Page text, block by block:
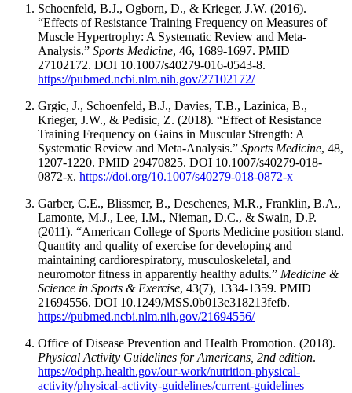
Schoenfeld, B.J., Ogborn, D., & Krieger, J.W. (2016).
“Effects of Resistance Training Frequency on Measures of
Muscle Hypertrophy: A Systematic Review and Meta-
Analysis.” Sports Medicine, 46, 1689-1697. PMID
27102172. DOI 10.1007/s40279-016-0543-8.
https://pubmed.ncbi.nlm.nih.gov/27102172/
Grgic, J., Schoenfeld, B.J., Davies, T.B., Lazinica, B.,
Krieger, J.W., & Pedisic, Z. (2018). “Effect of Resistance
Training Frequency on Gains in Muscular Strength: A
Systematic Review and Meta-Analysis.” Sports Medicine, 48,
1207-1220. PMID 29470825. DOI 10.1007/s40279-018-
0872-x. https://doi.org/10.1007/s40279-018-0872-x
Garber, C.E., Blissmer, B., Deschenes, M.R., Franklin, B.A.,
Lamonte, M.J., Lee, I.M., Nieman, D.C., & Swain, D.P.
(2011). “American College of Sports Medicine position stand.
Quantity and quality of exercise for developing and
maintaining cardiorespiratory, musculoskeletal, and
neuromotor fitness in apparently healthy adults.” Medicine &
Science in Sports & Exercise, 43(7), 1334-1359. PMID
21694556. DOI 10.1249/MSS.0b013e318213fefb.
https://pubmed.ncbi.nlm.nih.gov/21694556/
Office of Disease Prevention and Health Promotion. (2018).
Physical Activity Guidelines for Americans, 2nd edition.
https://odphp.health.gov/our-work/nutrition-physical-
activity/physical-activity-guidelines/current-guidelines